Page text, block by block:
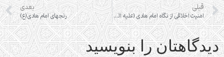
قبلی
امنیت اخلاقی از نگاه امام هادی (علیه السلام)
بعدی
رنجهای امام هادی(ع)
را بنویسید